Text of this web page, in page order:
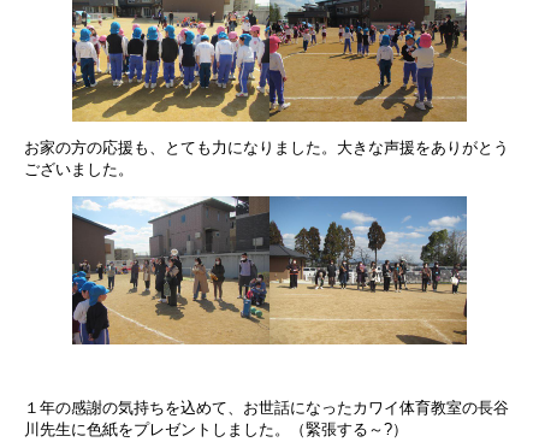
お家の方の応援も、とても力になりました。大きな声援をありがとう
ございました。
１年の感謝の気持ちを込めて、お世話になったカワイ体育教室の長谷
川先生に色紙をプレゼントしました。（緊張する～?）